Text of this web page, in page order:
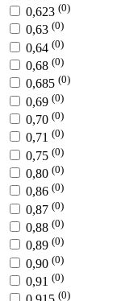
0,623 (0)
0,63 (0)
0,64 (0)
0,68 (0)
0,685 (0)
0,69 (0)
0,70 (0)
0,71 (0)
0,75 (0)
0,80 (0)
0,86 (0)
0,87 (0)
0,88 (0)
0,89 (0)
0,90 (0)
0,91 (0)
(0)